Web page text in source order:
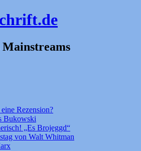
Mainstreams
Rezension?
Bukowski
„Es Brojeggd“
von Walt Whitman